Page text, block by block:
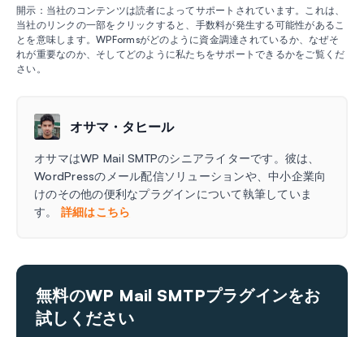
開示：当社のコンテンツは読者によってサポートされています。これは、
当社のリンクの一部をクリックすると、手数料が発生する可能性があるこ
とを意味します。WPFormsがどのように資金調達されているか、なぜそ
れが重要なのか、そしてどのように私たちをサポートできるかをご覧くだ
さい。
オサマ・タヒール
オサマはWP Mail SMTPのシニアライターです。彼は、
WordPressのメール配信ソリューションや、中小企業向
けのその他の便利なプラグインについて執筆していま
す。 詳細はこちら
無料のWP Mail SMTPプラグインをお
試しください